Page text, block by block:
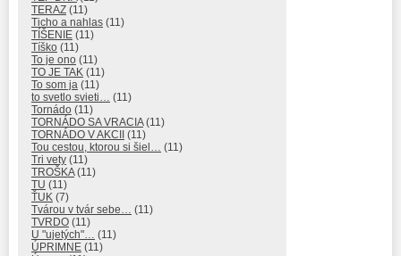
TERAZ (11)
Ticho a nahlas (11)
TÍŠENIE (11)
Tíško (11)
To je ono (11)
TO JE TAK (11)
To som ja (11)
to svetlo svieti… (11)
Tornádo (11)
TORNÁDO SA VRACIA(11)
TORNÁDO V AKCII
(11)
Tou cestou, ktorou si šiel… (11)
Tri vety (11)
TROŠKA(11)
TU (11)
ŤUK (7)
Tvárou v tvár sebe… (11)
TVRDO (11)
U "ujetých"… (11)
ÚPRIMNE (11)